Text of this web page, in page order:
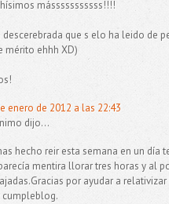
másssssssssss!!!!
descerebrada que s elo ha leido de
mérito ehhh XD)
enero de 2012 a las 22:43
dijo...
hecho reir esta semana en un día
mentira llorar tres horas y al
por ayudar a